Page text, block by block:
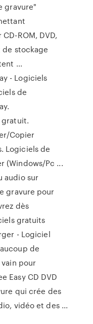
gravure"
ROM, DVD,
stockage
...
- Logiciels
de
Copier
Logiciels de
(Windows/Pc ...
audio sur
gravure pour
dès
gratuits
- Logiciel
de
pour
Easy CD DVD
qui crée des
vidéo et des ...